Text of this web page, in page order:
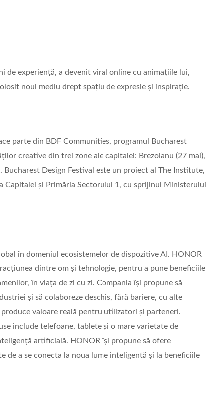
de experiență, a devenit viral online cu animațiile lui,
noul mediu drept spațiu de expresie și inspirație.
parte din BDF Communities, programul Bucharest
creative din trei zone ale capitalei: Brezoianu (27 mai),
Bucharest Design Festival este un proiect al The Institute,
Capitalei și Primăria Sectorului 1, cu sprijinul Ministerului
în domeniul ecosistemelor de dispozitive AI. HONOR
dintre om și tehnologie, pentru a pune beneficiile
în viața de zi cu zi. Compania își propune să
și să colaboreze deschis, fără bariere, cu alte
valoare reală pentru utilizatori și parteneri.
include telefoane, tablete și o mare varietate de
artificială. HONOR își propune să ofere
de a se conecta la noua lume inteligentă și la beneficiile